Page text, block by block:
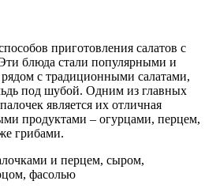
приготовления салатов с
блюда стали популярными и
рядом с традиционными салатами,
под шубой. Одним из главных
является их отличная
продуктами – огурцами, перцем,
грибами.